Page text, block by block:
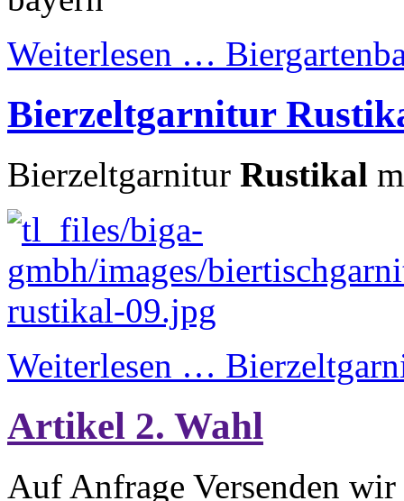
Weiterlesen …
Bierzeltgarnitur
Bierzeltgarnitur Rustikal
Weiterlesen …
Artikel 2. Wahl
Auf Anfrage Versenden